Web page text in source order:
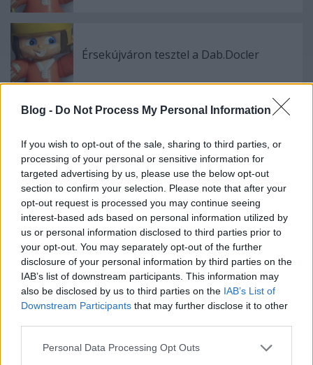
Blog - Do Not Process My Personal Information
If you wish to opt-out of the sale, sharing to third parties, or
processing of your personal or sensitive information for
targeted advertising by us, please use the below opt-out
section to confirm your selection. Please note that after your
opt-out request is processed you may continue seeing
interest-based ads based on personal information utilized by
us or personal information disclosed to third parties prior to
your opt-out. You may separately opt-out of the further
disclosure of your personal information by third parties on the
IAB’s list of downstream participants. This information may
also be disclosed by us to third parties on the IAB’s List of
Downstream Participants that may further disclose it to other
Please note that this website/app uses one or more Google
Personal Data Processing Opt Outs
Érsekújváron tesztel a Dab.Docler
Megint nyert a Vienna
Szólj hozzá!
A hozzászóláshoz be kell lépned!